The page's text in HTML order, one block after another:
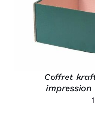
Coffret
impression